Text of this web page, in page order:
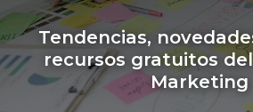
Tendencias,
recursos gratuitos
Marketing